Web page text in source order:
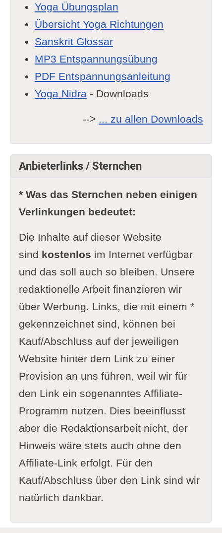
Yoga Übungsplan
Übersicht Yoga Richtungen
Sanskrit Glossar
MP3 Entspannungsübung
PDF Entspannungsanleitung
Yoga Nidra- Downloads
--> ... zu allen Downloads
Anbieterlinks / Sternchen
* Was das Sternchen neben einigen
Verlinkungen bedeutet:
Die Inhalte auf dieser Website
sind kostenlos im Internet verfügbar
und das soll auch so bleiben. Unsere
redaktionelle Arbeit finanzieren wir
über Werbung. Links, die mit einem *
gekennzeichnet sind, können bei
Kauf/Abschluss auf der jeweiligen
Website hinter dem Link zu einer
Provision an uns führen, weil wir für
den Link ein sogenanntes Affiliate-
Programm nutzen. Dies beeinflusst
aber die Redaktionsarbeit nicht, der
Hinweis wäre stets auch ohne den
Affiliate-Link erfolgt. Für den
Kauf/Abschluss über den Link sind wir
natürlich dankbar.